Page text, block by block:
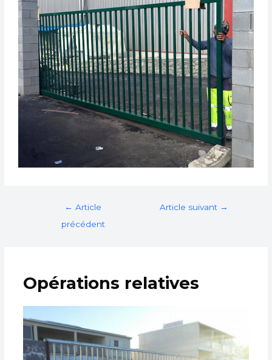
← Article
précédent
Article suivant →
Opérations relatives